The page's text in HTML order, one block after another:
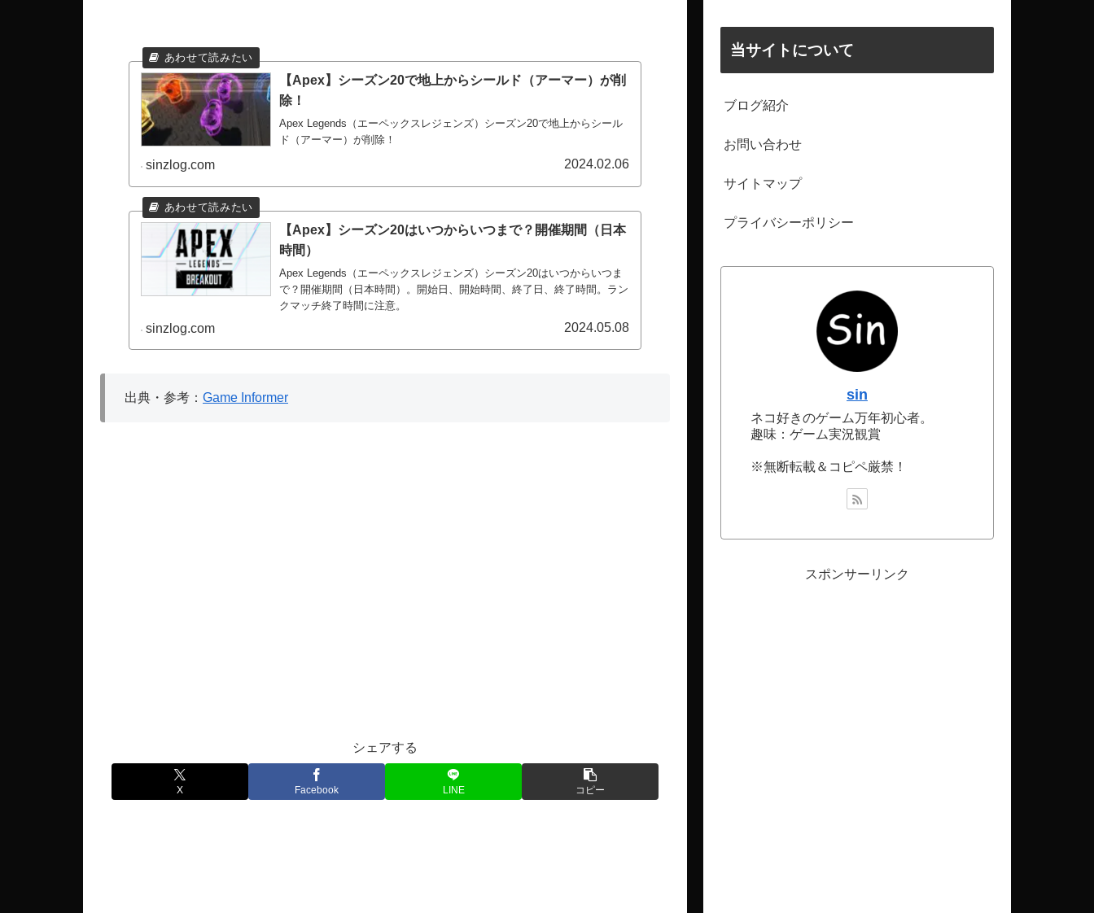
【Apex】シーズン20で地上からシールド（アーマー）が削
除！
Apex Legends（エーペックスレジェンズ）シーズン20で地上からシール
ド（アーマー）が削除！
sinzlog.com 2024.02.06
【Apex】シーズン20はいつからいつまで？開催期間（日本
時間）
Apex Legends（エーペックスレジェンズ）シーズン20はいつからいつま
で？開催期間（日本時間）。開始日、開始時間、終了日、終了時間。ラン
クマッチ終了時間に注意。
sinzlog.com 2024.05.08
出典・参考： Game Informer
シェアする
X Facebook LINE コピー
当サイトについて
ブログ紹介
お問い合わせ
サイトマップ
プライバシーポリシー
sin
ネコ好きのゲーム万年初心者。
趣味：ゲーム実況観賞
※無断転載＆コピペ厳禁！
スポンサーリンク